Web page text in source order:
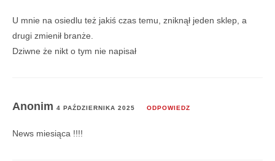
U mnie na osiedlu też jakiś czas temu, zniknął jeden sklep, a
drugi zmienił branże.
Dziwne że nikt o tym nie napisał
Anonim 4 PAŹDZIERNIKA 2025 ODPOWIEDZ
News miesiąca !!!!